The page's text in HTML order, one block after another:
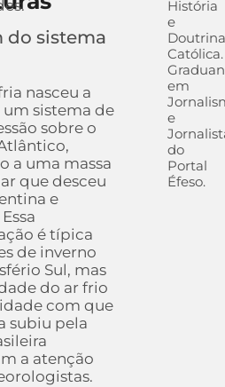
do sistema
nasceu a
sistema de
sobre o
a uma massa
que desceu
e
é típica
de inverno
Sul, mas
do ar frio
com que
subiu pela
a atenção
História
e
Doutrina
Católica.
em
e
do
Portal
Éfeso.